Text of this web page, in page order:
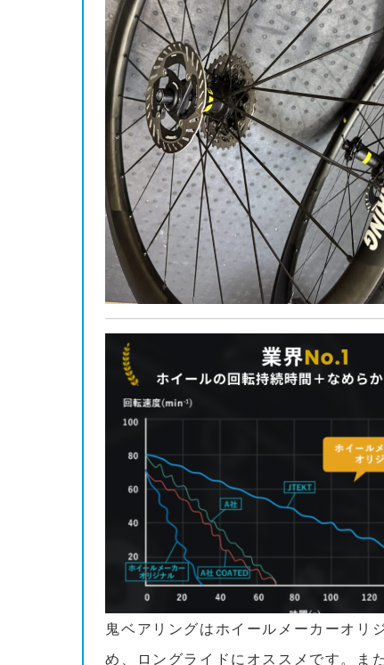
鬼ベアリングはホイールメーカーオリ
め、ロングライドにオススメです。ま